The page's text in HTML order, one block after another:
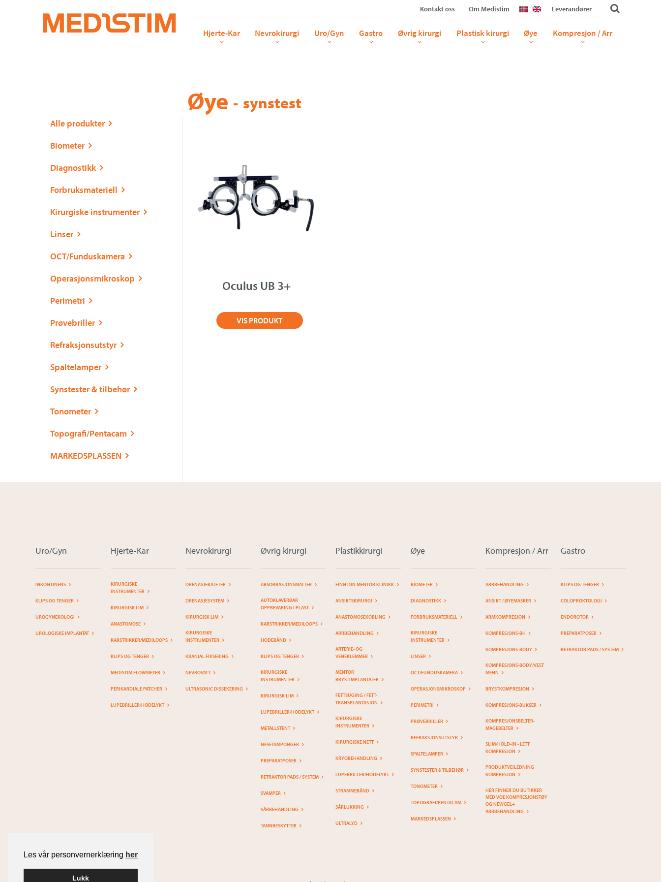
Les vår personvernerklæring her
Lukk
Medistim.no Kontakt oss Om Medistim Leverandører
Hjerte-Kar Nevrokirurgi Uro/Gyn Gastro Øvrig kirurgi Plastisk kirurgi Øye Kompresjon / Arr
Alle produkter
Biometer
Diagnostikk
Forbruksmateriell
Kirurgiske instrumenter
Linser
OCT/Funduskamera
Operasjonsmikroskop
Perimetri
Prøvebriller
Refraksjonsutstyr
Spaltelamper
Synstester & tilbehør
Tonometer
Topografi/Pentacam
MARKEDSPLASSEN
Øye - synstest
Oculus UB 3+
VIS PRODUKT
Uro/Gyn
INKONTINENS
KLIPS OG TENGER
UROGYNEKOLOGI
UROLOGISKE IMPLANTAT
Hjerte-Kar
KIRURGISKE
INSTRUMENTER
KIRURGISK LIM
ANASTOMOSE
KARSTRIKKER/MEDILOOPS
KLIPS OG TENGER
MEDISTIM FLOWMETER
PERIKARDIALE PATCHER
LUPEBRILLER/HODELYKT
Nevrokirurgi
DRENASJEKATETER
DRENASJESYSTEM
KIRURGISK LIM
KIRURGISKE
INSTRUMENTER
KRANIAL FIKSERING
NEVROVATT
ULTRASONIC DISSEKERING
Øvrig kirurgi
ABSORBASJONSMATTER
AUTOKLAVERBAR
OPPBEVARING I PLAST
KARSTRIKKER/MEDILOOPS
HODEBÅND
KLIPS OG TENGER
KIRURGISKE
INSTRUMENTER
KIRURGISK LIM
LUPEBRILLER/HODELYKT
METALLSTENT
NESETAMPONGER
PREPARATPOSER
RETRAKTOR PADS / SYSTEM
SVAMPER
SÅRBEHANDLING
TANNBESKYTTER
Plastikkirurgi
FINN DIN MENTOR KLINIKK
ANSIKTSKIRURGI
ANASTOMOSEKOBLING
ARRBEHANDLING
ARTERIE- OG
VENEKLEMMER
MENTOR
BRYSTIMPLANTATER
FETTSUGING / FETT-
TRANSPLANTASJON
KIRURGISKE
INSTRUMENTER
KIRURGISKE NETT
KRYOBEHANDLING
LUPEBRILLER/HODELYKT
STRAMMEBÅND
SÅRLUKKING
ULTRALYD
Øye
BIOMETER
DIAGNOSTIKK
FORBRUKSMATERIELL
KIRURGISKE
INSTRUMENTER
LINSER
OCT/FUNDUSKAMERA
OPERASJONSMIKROSKOP
PERIMETRI
PRØVEBRILLER
REFRAKSJONSUTSTYR
SPALTELAMPER
SYNSTESTER & TILBEHØR
TONOMETER
TOPOGRAFI/PENTACAM
MARKEDSPLASSEN
Kompresjon / Arr
ARRBEHANDLING
ANSIKT / ØYEMASKER
ARMKOMPRESJON
KOMPRESJONS-BH
KOMPRESJONS-BODY
KOMPRESJONS-BODY/VEST
MENN
BRYSTKOMPRESJON
KOMPRESJONS-BUKSER
KOMPRESJONSBELTER-
MAGEBELTER
SLIM/HOLD-IN - LETT
KOMPRESJON
PRODUKTVEILEDNING
KOMPRESJON
HER FINNER DU BUTIKKER
MED VOE KOMPRESJONSTØY
OG NEWGEL+
ARRBEHANDLING
Gastro
KLIPS OG TENGER
COLOPROKTOLOGI
ENDOROTOR
PREPARATPOSER
RETRAKTOR PADS / SYSTEM